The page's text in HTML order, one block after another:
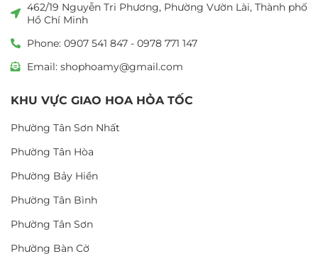
462/19 Nguyễn Tri Phương, Phường Vườn Lài, Thành phố
Hồ Chí Minh
Phone: 0907 541 847 - 0978 771 147
Email: shophoamy@gmail.com
KHU VỰC GIAO HOA HỎA TỐC
Phường Tân Sơn Nhất
Phường Tân Hòa
Phường Bảy Hiền
Phường Tân Bình
Phường Tân Sơn
Phường Bàn Cờ